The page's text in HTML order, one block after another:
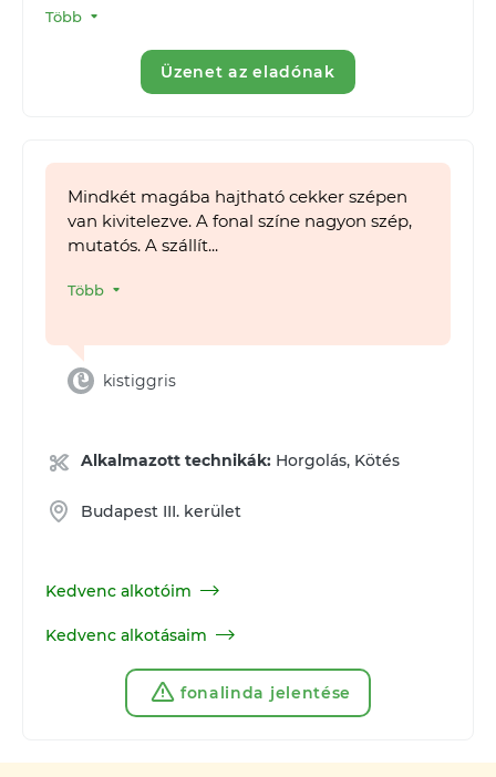
Több
Üzenet az eladónak
Mindkét magába hajtható cekker szépen
van kivitelezve. A fonal színe nagyon szép,
mutatós. A szállít...
Több
kistiggris
Alkalmazott technikák: Horgolás, Kötés
Budapest III. kerület
Kedvenc alkotóim
Kedvenc alkotásaim
fonalinda jelentése